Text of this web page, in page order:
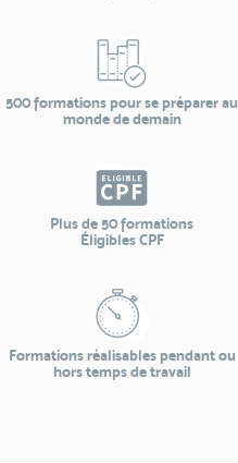
500 formations pour se préparer au
monde de demain
Plus de 50 formations
Éligibles CPF
Formations réalisables pendant ou
hors temps de travail